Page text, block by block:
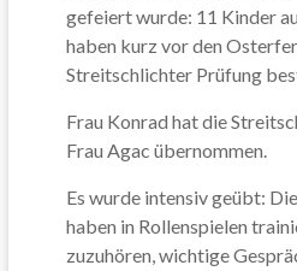
gefeiert wurde: 11 Kinder
haben kurz vor den
Streitschlichter Prüfung
Frau Konrad hat die
Frau Agac übernommen.
Es wurde intensiv geübt:
haben in Rollenspielen
zuzuhören, wichtige